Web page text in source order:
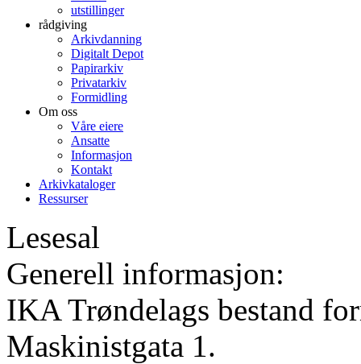
utstillinger
rådgiving
Arkivdanning
Digitalt Depot
Papirarkiv
Privatarkiv
Formidling
Om oss
Våre eiere
Ansatte
Informasjon
Kontakt
Arkivkataloger
Ressurser
Lesesal
Generell informasjon:
IKA Trøndelags bestand
Maskinistgata 1.